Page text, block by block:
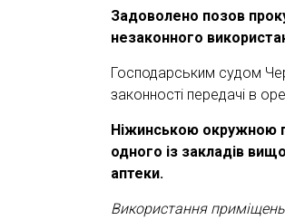
Задоволено позов
незаконного
Господарським судом
законності передачі в
Ніжинською окружною
одного із закладів
аптеки.
Використання